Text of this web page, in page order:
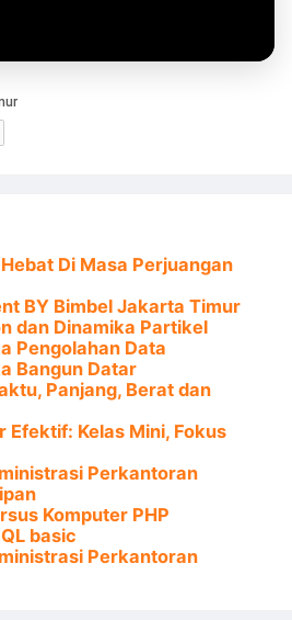
Di Masa Perjuangan
BY Bimbel Jakarta Timur
dan Dinamika Partikel
Pengolahan Data
Bangun Datar
Panjang, Berat dan
Efektif: Kelas Mini, Fokus
Perkantoran
Komputer PHP
basic
Perkantoran